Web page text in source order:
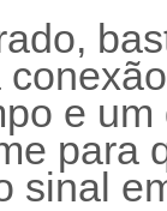
e
para
sinal